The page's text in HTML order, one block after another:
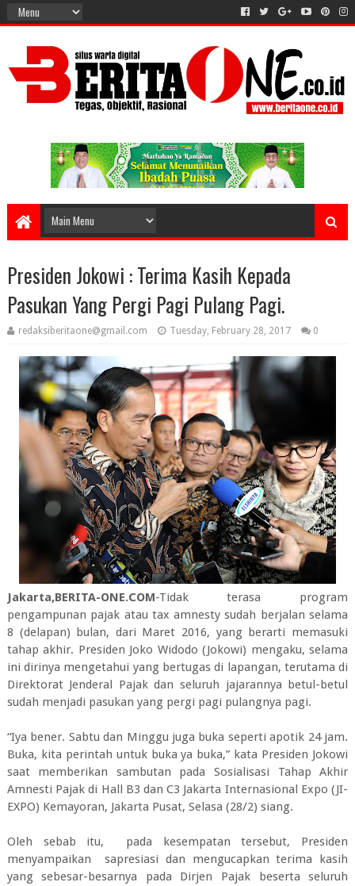
Presiden Jokowi : Terima Kasih Kepada
Pasukan Yang Pergi Pagi Pulang Pagi.
redaksiberitaone@gmail.com Tuesday, February 28, 2017 0
Jakarta,BERITA-ONE.COM-Tidak terasa program
pengampunan pajak atau tax amnesty sudah berjalan selama
8 (delapan) bulan, dari Maret 2016, yang berarti memasuki
tahap akhir. Presiden Joko Widodo (Jokowi) mengaku, selama
ini dirinya mengetahui yang bertugas di lapangan, terutama di
Direktorat Jenderal Pajak dan seluruh jajarannya betul-betul
sudah menjadi pasukan yang pergi pagi pulangnya pagi.
“Iya bener. Sabtu dan Minggu juga buka seperti apotik 24 jam.
Buka, kita perintah untuk buka ya buka,” kata Presiden Jokowi
saat memberikan sambutan pada Sosialisasi Tahap Akhir
Amnesti Pajak di Hall B3 dan C3 Jakarta Internasional Expo (JI-
EXPO) Kemayoran, Jakarta Pusat, Selasa (28/2) siang.
Oleh sebab itu, pada kesempatan tersebut, Presiden
menyampaikan sapresiasi dan mengucapkan terima kasih
yang sebesar-besarnya pada Dirjen Pajak beserta seluruh